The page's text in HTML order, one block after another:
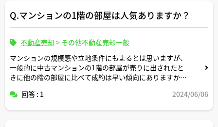
Q.マンションの1階の部屋は人気ありますか？
不動産売却 > その他不動産売却一般
マンションの規模感や立地条件にもよるとは思いますが、
一般的に中古マンションの1階の部屋が売りに出されたと
きに他の階の部屋に比べて成約は早い傾向にありますか？
すか？回答 : 1 2024/06/06